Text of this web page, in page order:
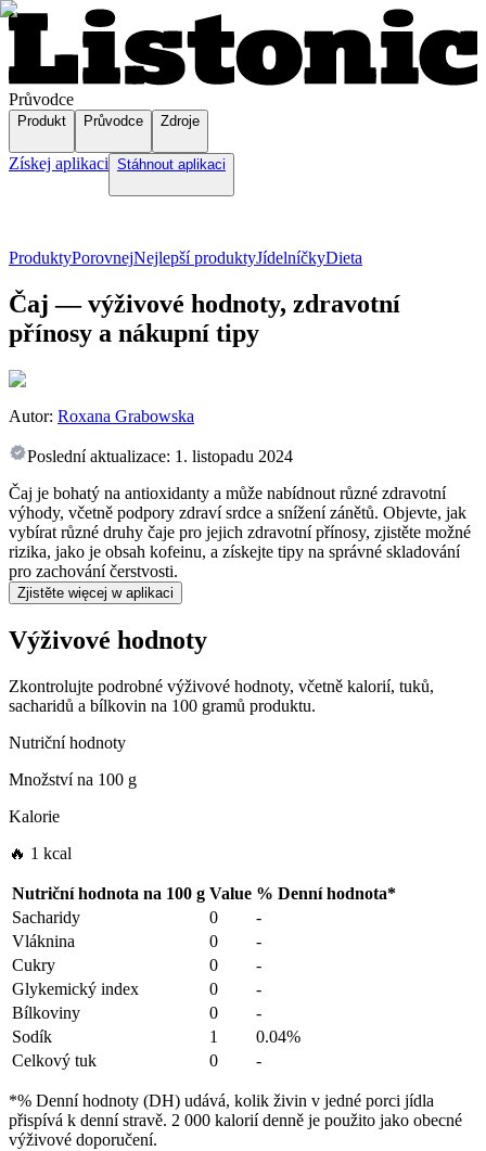
Průvodce
Produkt Průvodce Zdroje
Získej aplikaci Stáhnout aplikaci
ProduktyPorovnejNejlepší produktyJídelníčkyDieta
Čaj — výživové hodnoty, zdravotní
přínosy a nákupní tipy
Autor: Roxana Grabowska
Poslední aktualizace: 1. listopadu 2024
Čaj je bohatý na antioxidanty a může nabídnout různé zdravotní
výhody, včetně podpory zdraví srdce a snížení zánětů. Objevte, jak
vybírat různé druhy čaje pro jejich zdravotní přínosy, zjistěte možné
rizika, jako je obsah kofeinu, a získejte tipy na správné skladování
pro zachování čerstvosti.
Zjistěte więcej w aplikaci
Výživové hodnoty
Zkontrolujte podrobné výživové hodnoty, včetně kalorií, tuků,
sacharidů a bílkovin na 100 gramů produktu.
Nutriční hodnoty
Množství na 100 g
Kalorie
🔥 1 kcal
Nutriční hodnota na 100 g Value % Denní hodnota*
Sacharidy
0
-
Vláknina
0
-
Cukry
0
-
Glykemický index
0
-
Bílkoviny
0
-
Sodík
1
0.04%
Celkový tuk
0 -
*% Denní hodnoty (DH) udává, kolik živin v jedné porci jídla
přispívá k denní stravě. 2 000 kalorií denně je použito jako obecné
výživové doporučení.